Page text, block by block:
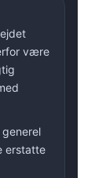
være
erstatte